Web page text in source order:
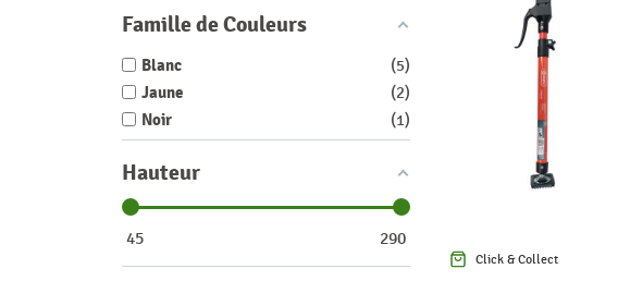
Famille de Couleurs
Blanc 5
Jaune 2
Noir 1
Hauteur
45 290
Click & Collect